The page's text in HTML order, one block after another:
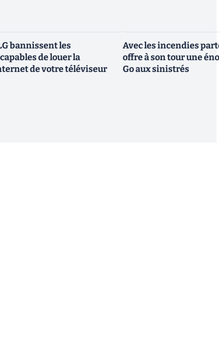
bannissent les
de louer la
de votre téléviseur
Avec les incendies
offre à son tour une
Go aux sinistrés